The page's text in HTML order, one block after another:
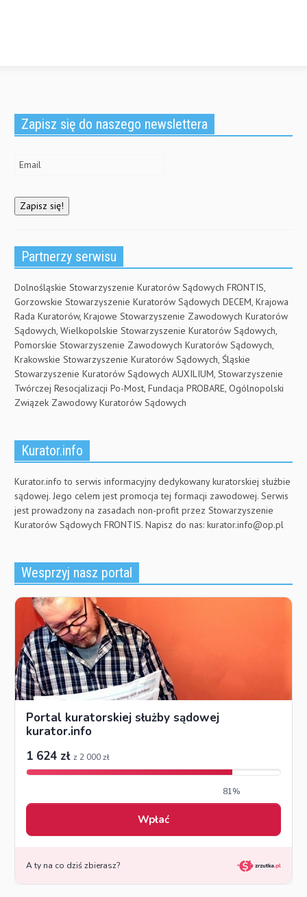
Zapisz się do naszego newslettera
Partnerzy serwisu
Dolnośląskie Stowarzyszenie Kuratorów Sądowych FRONTIS,
Gorzowskie Stowarzyszenie Kuratorów Sądowych DECEM, Krajowa
Rada Kuratorów, Krajowe Stowarzyszenie Zawodowych Kuratorów
Sądowych, Wielkopolskie Stowarzyszenie Kuratorów Sądowych,
Pomorskie Stowarzyszenie Zawodowych Kuratorów Sądowych,
Krakowskie Stowarzyszenie Kuratorów Sądowych, Śląskie
Stowarzyszenie Kuratorów Sądowych AUXILIUM, Stowarzyszenie
Twórczej Resocjalizacji Po-Most, Fundacja PROBARE, Ogólnopolski
Związek Zawodowy Kuratorów Sądowych
Kurator.info
Kurator.info to serwis informacyjny dedykowany kuratorskiej służbie
sądowej. Jego celem jest promocja tej formacji zawodowej. Serwis
jest prowadzony na zasadach non-profit przez Stowarzyszenie
Kuratorów Sądowych FRONTIS. Napisz do nas: kurator.info@op.pl
Wesprzyj nasz portal